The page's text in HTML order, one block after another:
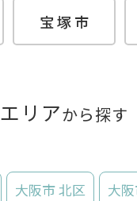
宝塚市
エリアから探す
大阪市 北区 大